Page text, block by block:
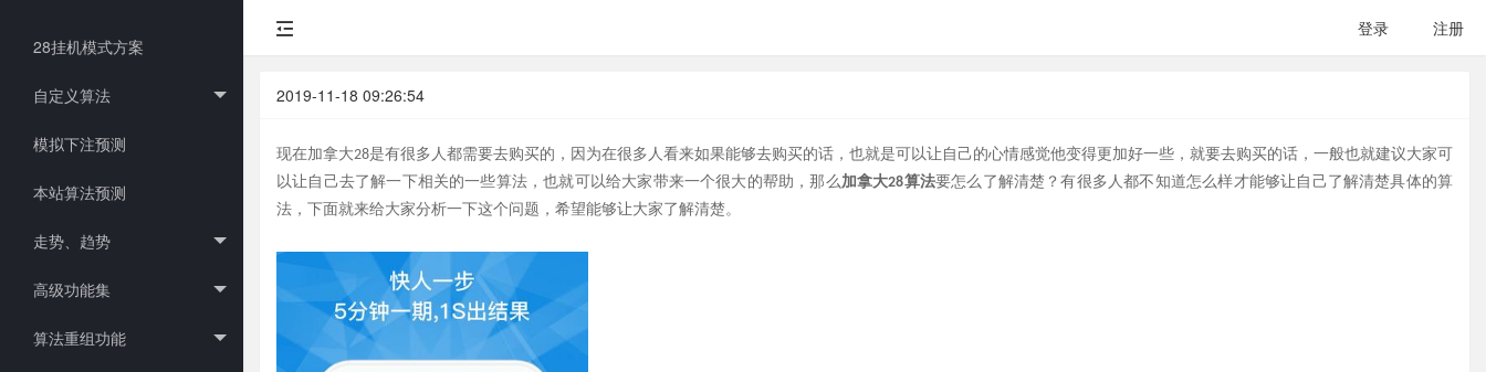
登录
注册
28挂机模式方案
自定义算法
模拟下注预测
本站算法预测
走势、趋势
高级功能集
算法重组功能
2019-11-18 09:26:54
现在加拿大28是有很多人都需要去购买的，因为在很多人看来如果能够去购买的话，也就是可以让自己的心情感觉他变得更加好一些，就要去购买的话，一般也就建议大家可
以让自己去了解一下相关的一些算法，也就可以给大家带来一个很大的帮助，那么加拿大28算法要怎么了解清楚？有很多人都不知道怎么样才能够让自己了解清楚具体的算
法，下面就来给大家分析一下这个问题，希望能够让大家了解清楚。